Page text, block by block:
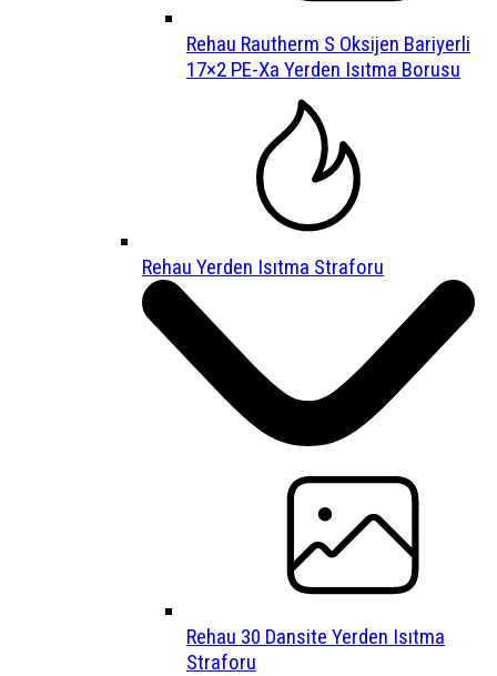
Rehau Rautherm S Oksijen Bariyerli
17×2 PE-Xa Yerden Isıtma Borusu
Rehau Yerden Isıtma Straforu
Rehau 30 Dansite Yerden Isıtma
Straforu